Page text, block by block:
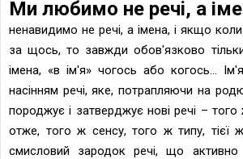
Ми любимо не речi, а
ненавидимо не речі, а імена, і якщо
за щось, то завжди обов'язково
імена, «в ім'я» чогось або когось...
насінням речі, яке, потрапляючи на
породжує і затверджує нові речі – того
отже, того ж сенсу, того ж типу, тієї ж
смисловий зародок речі, що